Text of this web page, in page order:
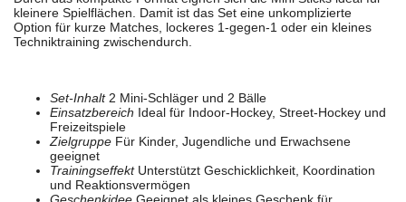
kleinere Spielflächen. Damit ist das Set eine unkomplizierte
Option für kurze Matches, lockeres 1-gegen-1 oder ein kleines
Techniktraining zwischendurch.
Set-Inhalt2 Mini-Schläger und 2 Bälle
Einsatzbereich Ideal für Indoor-Hockey, Street-Hockey und
Freizeitspiele
Zielgruppe Für Kinder, Jugendliche und Erwachsene
geeignet
TrainingseffektUnterstützt Geschicklichkeit, Koordination
und Reaktionsvermögen